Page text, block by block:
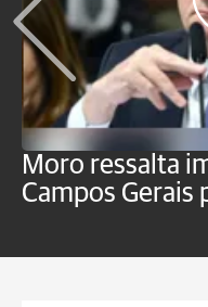
Moro ressalta
Campos Gerais